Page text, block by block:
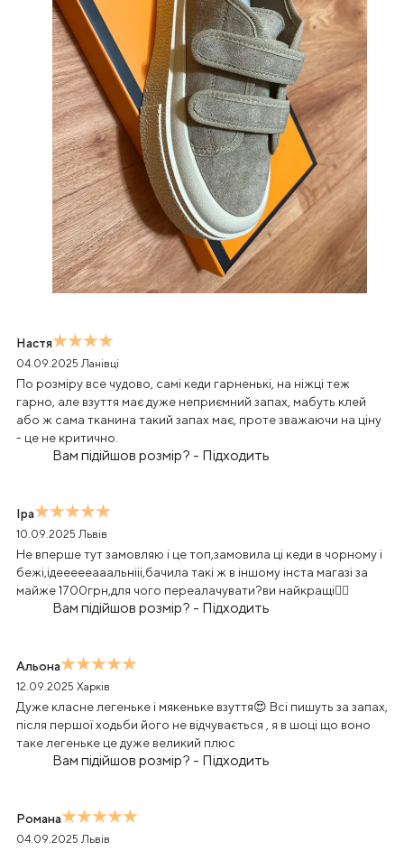
Настя
04.09.2025 Ланівці
По розміру все чудово, самі кеди гарненькі, на ніжці теж
гарно, але взуття має дуже неприємний запах, мабуть клей
або ж сама тканина такий запах має, проте зважаючи на ціну
- це не критично.
Вам підійшов розмір? - Підходить
Іра
10.09.2025 Львів
Не вперше тут замовляю і це топ,замовила ці кеди в чорному і
бежі,ідеееееааальнііі,бачила такі ж в іншому інста магазі за
майже 1700грн,для чого переалачувати?ви найкращі❤️‍🔥
Вам підійшов розмір? - Підходить
Альона
12.09.2025 Харків
Дуже класне легеньке і мякеньке взуття😍 Всі пишуть за запах,
після першої ходьби його не відчувається , я в шоці що воно
таке легеньке це дуже великий плюс
Вам підійшов розмір? - Підходить
Романа
04.09.2025 Львів